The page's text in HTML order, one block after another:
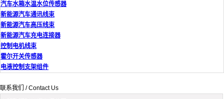
汽车水箱水温水位传感器
新能源汽车通讯线束
新能源汽车高压线束
新能源汽车充电连接器
控制电机线束
霍尔开关传感器
电液控制支架组件
联系我们 / Contact Us